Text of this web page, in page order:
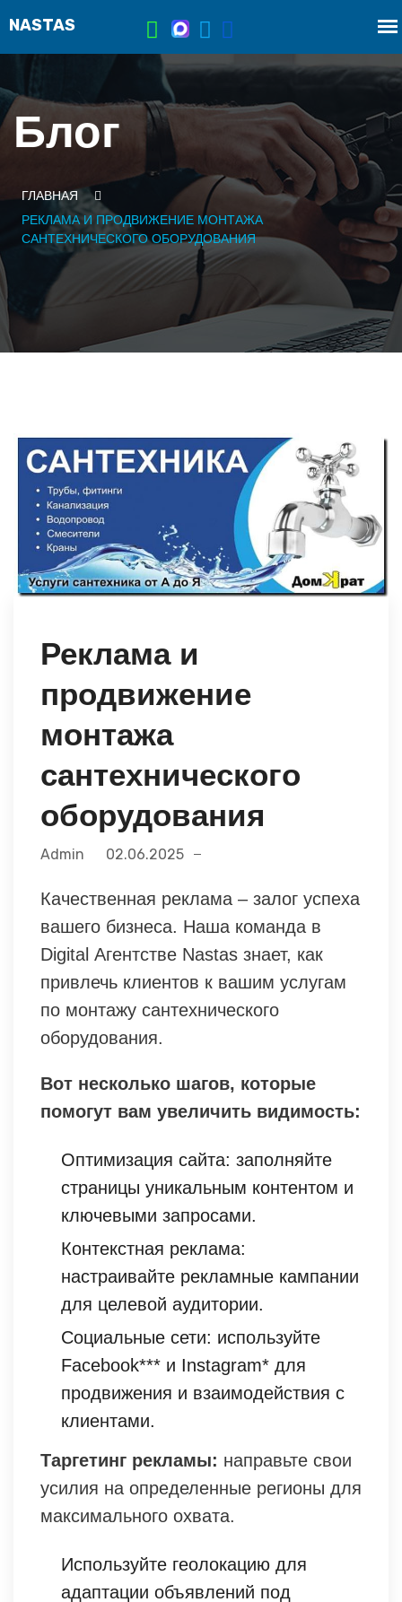
Блог
ГЛАВНАЯ
РЕКЛАМА И ПРОДВИЖЕНИЕ МОНТАЖА
САНТЕХНИЧЕСКОГО ОБОРУДОВАНИЯ
Реклама и
продвижение
монтажа
сантехнического
оборудования
Admin 02.06.2025
Качественная реклама – залог успеха
вашего бизнеса. Наша команда в
Digital Агентстве Nastas знает, как
привлечь клиентов к вашим услугам
по монтажу сантехнического
оборудования.
Вот несколько шагов, которые
помогут вам увеличить видимость:
Оптимизация сайта: заполняйте
страницы уникальным контентом и
ключевыми запросами.
Контекстная реклама:
настраивайте рекламные кампании
для целевой аудитории.
Социальные сети: используйте
Facebook*** и Instagram* для
продвижения и взаимодействия с
клиентами.
Таргетинг рекламы: направьте свои
усилия на определенные регионы для
максимального охвата.
Используйте геолокацию для
адаптации объявлений под